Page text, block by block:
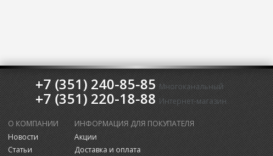
+7 (351) 240-85-85 Многоканальный
+7 (351) 220-18-88 Интернет-магазин
О КОМПАНИИ
Новости
Статьи
ИНФОРМАЦИЯ ДЛЯ ПОКУПАТЕЛЯ
Акции
Доставка и оплата